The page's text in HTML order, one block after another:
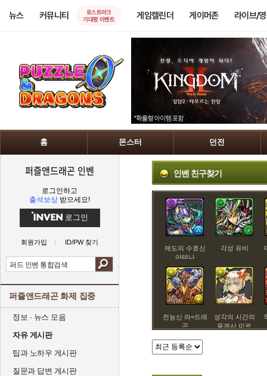
뉴스 커뮤니티
로스트아크
기대평 이벤트
게임캘린더 게이머존 라이브/
홈 몬스터 던전
퍼즐앤드래곤 인벤
로그인하고
출석보상 받으세요!
로그인
회원가입 ID/PW 찾기
퍼즐앤드래곤 화제 집중
정보 · 뉴스 모음
자유 게시판
팁과 노하우 게시판
질문과 답변 게시판
인벤 친구찾기
제도의 수호신
아테나
각성 유비
전능신 라=드래
곤
성각의 시간의
용계사 미르